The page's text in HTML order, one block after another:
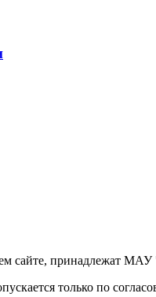
сайте, принадлежат
только по